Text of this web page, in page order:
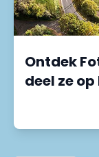
Ontdek
deel ze